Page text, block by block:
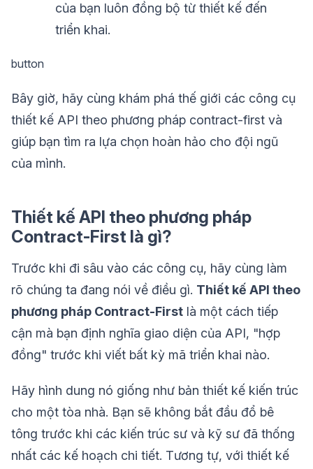
của bạn luôn đồng bộ từ thiết kế đến
triển khai.
button
Bây giờ, hãy cùng khám phá thế giới các công cụ
thiết kế API theo phương pháp contract-first và
giúp bạn tìm ra lựa chọn hoàn hảo cho đội ngũ
của mình.
Thiết kế API theo phương pháp
Contract-First là gì?
Trước khi đi sâu vào các công cụ, hãy cùng làm
rõ chúng ta đang nói về điều gì. Thiết kế API theo
phương pháp Contract-First là một cách tiếp
cận mà bạn định nghĩa giao diện của API, "hợp
đồng" trước khi viết bất kỳ mã triển khai nào.
Hãy hình dung nó giống như bản thiết kế kiến trúc
cho một tòa nhà. Bạn sẽ không bắt đầu đổ bê
tông trước khi các kiến trúc sư và kỹ sư đã thống
nhất các kế hoạch chi tiết. Tương tự, với thiết kế